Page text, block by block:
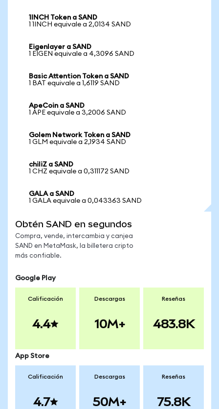
1INCH Token a SAND
1 1INCH equivale a 2,0134 SAND
Eigenlayer a SAND
1 EIGEN equivale a 4,3096 SAND
Basic Attention Token a SAND
1 BAT equivale a 1,6119 SAND
ApeCoin a SAND
1 APE equivale a 3,2006 SAND
Golem Network Token a SAND
1 GLM equivale a 2,1934 SAND
chiliZ a SAND
1 CHZ equivale a 0,311172 SAND
GALA a SAND
1 GALA equivale a 0,043363 SAND
Obtén SAND en segundos
Compra, vende, intercambia y canjea
SAND en MetaMask, la billetera cripto
más confiable.
Google Play
Calificación
4.4
Descargas
10M+
Reseñas
483.8K
App Store
Calificación
4.7
Descargas
50M+
Reseñas
75.8K